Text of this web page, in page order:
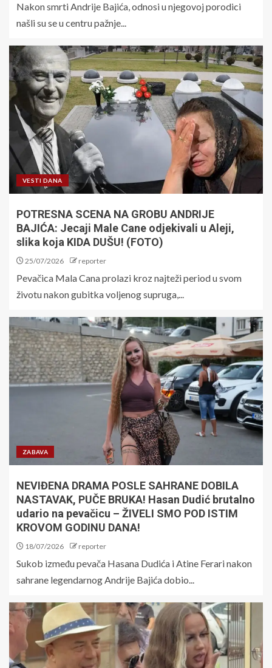
Nakon smrti Andrije Bajića, odnosi u njegovoj porodici
našli su se u centru pažnje...
VESTI DANA
POTRESNA SCENA NA GROBU ANDRIJE
BAJIĆA: Jecaji Male Cane odjekivali u Aleji,
slika koja KIDA DUŠU! (FOTO)
25/07/2026 reporter
Pevačica Mala Cana prolazi kroz najteži period u svom
životu nakon gubitka voljenog supruga,...
ZABAVA
NEVIĐENA DRAMA POSLE SAHRANE DOBILA
NASTAVAK, PUČE BRUKA! Hasan Dudić brutalno
udario na pevačicu – ŽIVELI SMO POD ISTIM
KROVOM GODINU DANA!
18/07/2026 reporter
Sukob između pevača Hasana Dudića i Atine Ferari nakon
sahrane legendarnog Andrije Bajića dobio...